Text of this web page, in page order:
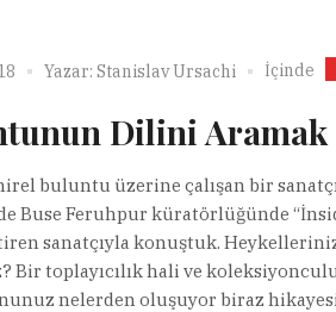
Yazar: Stanislav Ursachi İçinde
Dilini Aramak
buluntu üzerine çalışan bir
Buse Feruhpur küratörlüğünde
sanatçıyla konuştuk.
Bir toplayıcılık hali ve
nelerden oluşuyor biraz